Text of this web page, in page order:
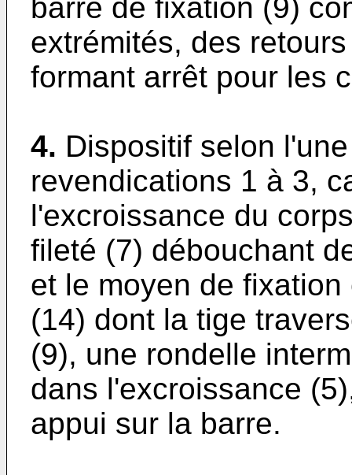
barre de fixation (9)
extrémités, des
formant arrêt pour les
4. Dispositif selon
revendications 1 à 3,
l'excroissance du
fileté (7) débouchant
et le moyen de
(14) dont la tige
(9), une rondelle
dans l'excroissance
appui sur la barre.